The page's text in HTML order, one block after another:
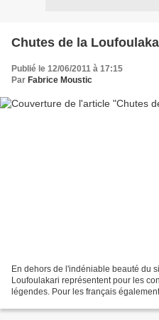
Chutes de la
Publié le 12/06/2011 à 17:15
Par Fabrice Moustic
En dehors de l'indéniable beauté du
Loufoulakari représentent pour les
légendes. Pour les français